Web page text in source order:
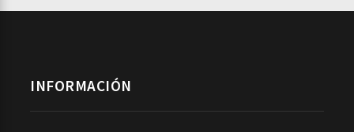
INFORMACIÓN